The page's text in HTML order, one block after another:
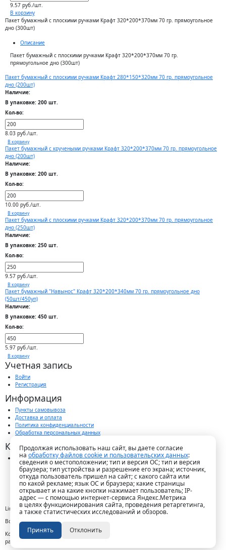
9.57 руб./шт.
В корзину
Пакет бумажный с плоскими ручками Крафт 320*200*370мм 70 гр. прямоугольное
дно (300шт)
Описание
Пакет бумажный с плоскими ручками Крафт 320*200*370мм 70 гр.
прямоугольное дно (300шт)
Пакет бумажный с плоскими ручками Крафт 280*150*320мм 70 гр. прямоугольное
дно (200шт)
Наличие:
В упаковке: 200 шт.
Кол-во:
8.03 руб./шт.
В корзину
Пакет бумажный с кручеными ручками Крафт 320*200*370мм 70 гр. прямоугольное
дно (200шт)
Наличие:
В упаковке: 200 шт.
Кол-во:
10.00 руб./шт.
В корзину
Пакет бумажный с плоскими ручками Крафт 320*200*370мм 70 гр. прямоугольное
дно (250шт)
Наличие:
В упаковке: 250 шт.
Кол-во:
9.57 руб./шт.
В корзину
Пакет бумажный "Навынос" Крафт 320*200*340мм 70 гр. прямоугольное дно
(50шт/450уп)
Наличие:
В упаковке: 450 шт.
Кол-во:
5.97 руб./шт.
В корзину
Учетная запись
Войти
Регистрация
Информация
Пункты самовывоза
Доставка и оплата
Политика конфиденциальности
Обработка персональных данных
Контакты
г. Краснодар, пос. Победитель, ул. Быстрая, 11/1а
8-989-265-35-35 (звонок бесплатный)
Пн-Пт 9.00 — 18.00
office@lirapack.com
Посмотреть на карте
Lirapack ©2026 Все права защищены.
Все торговые марки принадлежат их владельцам
Копирование составляющих частей сайта в какой бы то ни было форме без
разрешения владельца авторских прав запрещено
Продолжая использовать наш сайт, вы даете согласие
на обработку файлов cookie и пользовательских данных:
сведения о местоположении; тип и версия ОС; тип и версия
браузера; тип устройства и разрешение его экрана; источник,
откуда пользователь пришел на сайт; с какого сайта или
по какой рекламе; язык ОС и браузера; какие страницы
открывает и на какие кнопки нажимает пользователь; IP-
адрес — с помощью интернет-сервиса Яндекс.Метрика
в целях функционирования сайта, проведения ретаргетинга,
а также статистических исследований и обзоров.
Принять Отклонить